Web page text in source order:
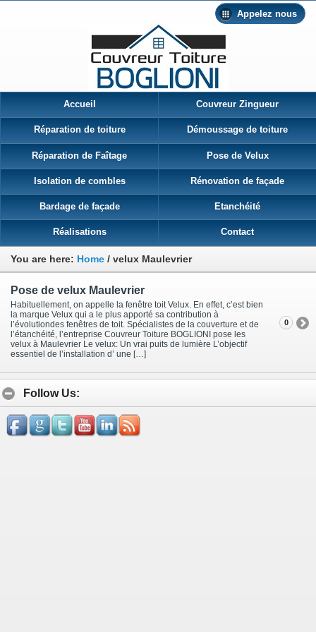
Appelez nous
Accueil Couvreur Zingueur
Réparation de toiture Démoussage de toiture
Réparation de Faîtage Pose de Velux
Isolation de combles Rénovation de façade
Bardage de façade Etanchéité
Réalisations Contact
You are here: Home / velux Maulevrier
Pose de velux Maulevrier
Habituellement, on appelle la fenêtre toit Velux. En effet, c’est bien
la marque Velux qui a le plus apporté sa contribution à
l’évolutiondes fenêtres de toit. Spécialistes de la couverture et de
l’étanchéité, l’entreprise Couvreur Toiture BOGLIONI pose les
velux à Maulevrier Le velux: Un vrai puits de lumière L’objectif
essentiel de l’installation d’ une […]
0
Follow Us: